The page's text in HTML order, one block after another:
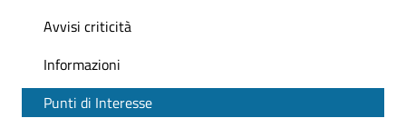
Avvisi criticità
Informazioni
Punti di Interesse